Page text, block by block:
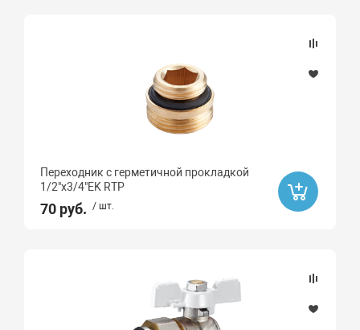
Переходник с герметичной прокладкой
1/2"х3/4"EK RTP
70 руб. / шт.